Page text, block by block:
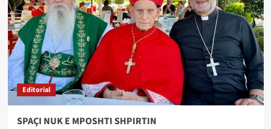
Editorial
SPAÇI NUK E MPOSHTI SHPIRTIN